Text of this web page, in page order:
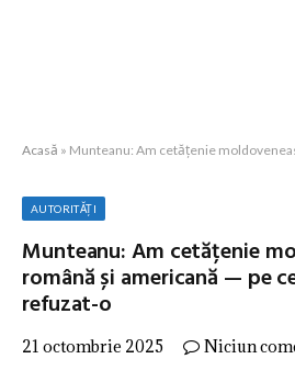
Acasă » Munteanu: Am cetățenie moldovenească, română și
AUTORITĂȚI
Munteanu: Am cetățenie
română și americană — pe
refuzat-o
21 octombrie 2025 Niciun